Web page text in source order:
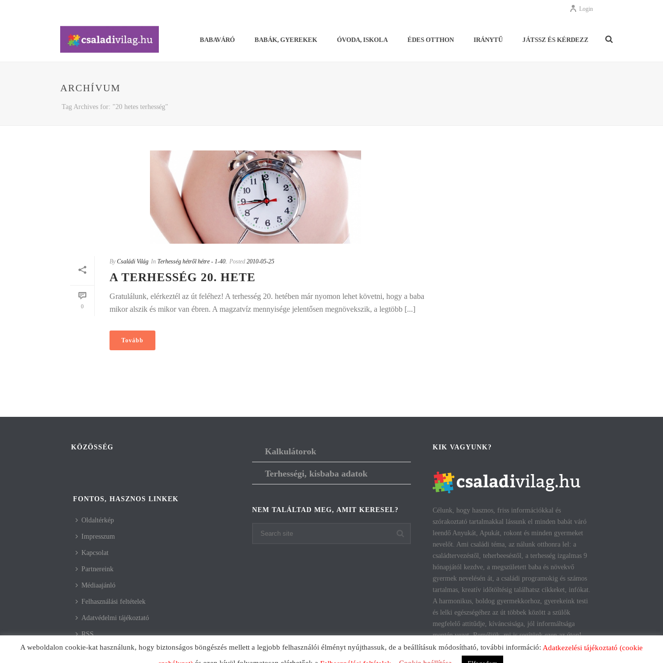
Login
BABAVÁRÓ BABÁK, GYEREKEK ÓVODA, ISKOLA ÉDES OTTHON IRÁNYTŰ JÁTSSZ ÉS KÉRDEZZ
ARCHÍVUM
Tag Archives for: "20 hetes terhesség"
0
By Családi Világ In Terhesség hétről hétre - 1-40. Posted 2010-05-25
A TERHESSÉG 20. HETE
Gratulálunk, elérkeztél az út feléhez! A terhesség 20. hetében már nyomon lehet követni, hogy a baba
mikor alszik és mikor van ébren. A magzatvíz mennyisége jelentősen megnövekszik, a legtöbb [...]
Tovább
KÖZÖSSÉG
FONTOS, HASZNOS LINKEK
Oldaltérkép
Impresszum
Kapcsolat
Partnereink
Médiaajánló
Felhasználási feltételek
Adatvédelmi tájékoztató
RSS
Kalkulátorok
Terhességi, kisbaba adatok
NEM TALÁLTAD MEG, AMIT KERESEL?
KIK VAGYUNK?
Célunk, hogy hasznos, friss információkkal és
szórakoztató tartalmakkal lássunk el minden babát váró
leendő Anyukát, Apukát, rokont és minden gyermeket
nevelőt. Ami családi téma, az nálunk otthonra lel: a
családtervezéstől, teherbeeséstől, a terhesség izgalmas 9
hónapjától kezdve, a megszületett baba és növekvő
gyermek nevelésén át, a családi programokig és számos
tartalmas, kreatív időtöltésig találhatsz cikkeket, infókat.
A harmonikus, boldog gyermekkorhoz, gyerekeink testi
és lelki egészségéhez az út többek között a szülők
megfelelő attitűdje, kíváncsisága, jól informáltsága
mentén vezet. Reméljük, mi is segítünk ezen az úton!
A weboldalon cookie-kat használunk, hogy biztonságos böngészés mellett a legjobb felhasználói élményt nyújthassuk, de a beállításuk módosítható, további információ: Adatkezelési tájékoztató (cookie